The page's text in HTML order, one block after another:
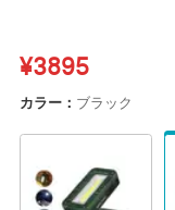
¥3895
カラー： ブラック